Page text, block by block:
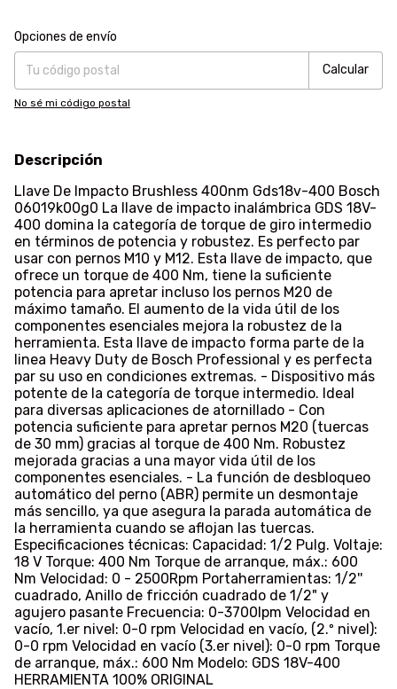
Entregas para el CP:
Opciones de envío
Calcular
No sé mi código postal
Descripción
Llave De Impacto Brushless 400nm Gds18v-400 Bosch
06019k00g0 La llave de impacto inalámbrica GDS 18V-
400 domina la categoría de torque de giro intermedio
en términos de potencia y robustez. Es perfecto par
usar con pernos M10 y M12. Esta llave de impacto, que
ofrece un torque de 400 Nm, tiene la suficiente
potencia para apretar incluso los pernos M20 de
máximo tamaño. El aumento de la vida útil de los
componentes esenciales mejora la robustez de la
herramienta. Esta llave de impacto forma parte de la
linea Heavy Duty de Bosch Professional y es perfecta
par su uso en condiciones extremas. - Dispositivo más
potente de la categoría de torque intermedio. Ideal
para diversas aplicaciones de atornillado - Con
potencia suficiente para apretar pernos M20 (tuercas
de 30 mm) gracias al torque de 400 Nm. Robustez
mejorada gracias a una mayor vida útil de los
componentes esenciales. - La función de desbloqueo
automático del perno (ABR) permite un desmontaje
más sencillo, ya que asegura la parada automática de
la herramienta cuando se aflojan las tuercas.
Especificaciones técnicas: Capacidad: 1/2 Pulg. Voltaje:
18 V Torque: 400 Nm Torque de arranque, máx.: 600
Nm Velocidad: 0 - 2500Rpm Portaherramientas: 1/2''
cuadrado, Anillo de fricción cuadrado de 1/2" y
agujero pasante Frecuencia: 0-3700Ipm Velocidad en
vacío, 1.er nivel: 0-0 rpm Velocidad en vacío, (2.º nivel):
0-0 rpm Velocidad en vacío (3.er nivel): 0-0 rpm Torque
de arranque, máx.: 600 Nm Modelo: GDS 18V-400
HERRAMIENTA 100% ORIGINAL